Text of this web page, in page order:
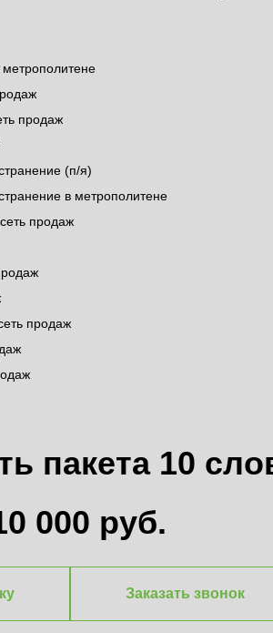
продаж
(п/я)
в метрополитене
продаж
продаж
пакета 10
000 руб.
Заказать звонок